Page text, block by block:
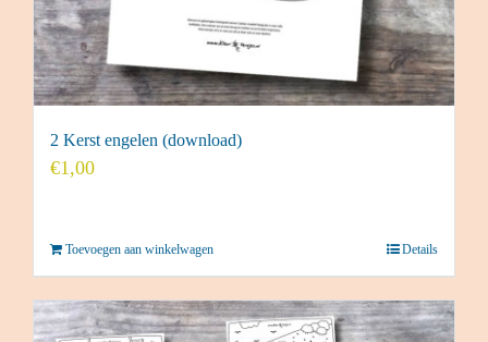
2 Kerst engelen (download)
€1,00
Toevoegen aan winkelwagen Details